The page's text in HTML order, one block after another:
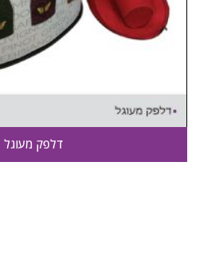
דלפק מעוגל